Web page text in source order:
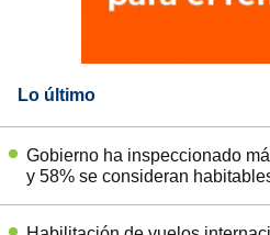
Lo último
Gobierno ha inspeccionado
y 58% se consideran